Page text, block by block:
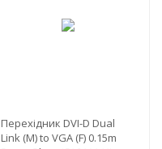
Перехідник DVI-D Dual
Link (M) to VGA (F) 0.15m